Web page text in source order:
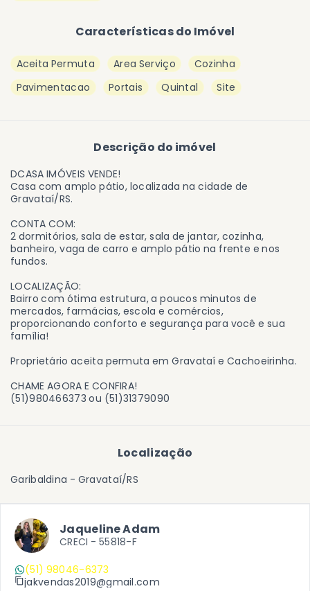
Características do Imóvel
Aceita Permuta Area Serviço
Cozinha
Pavimentacao
Portais Quintal Site
Descrição do imóvel
DCASA IMÓVEIS VENDE!
Casa com amplo pátio, localizada na cidade de
Gravataí/RS.
CONTA COM:
2 dormitórios, sala de estar, sala de jantar, cozinha,
banheiro, vaga de carro e amplo pátio na frente e nos
fundos.
LOCALIZAÇÃO:
Bairro com ótima estrutura, a poucos minutos de
mercados, farmácias, escola e comércios,
proporcionando conforto e segurança para você e sua
família!
Proprietário aceita permuta em Gravataí e Cachoeirinha.
CHAME AGORA E CONFIRA!
(51)980466373 ou (51)31379090
Localização
Garibaldina - Gravataí/RS
Jaqueline Adam
CRECI - 55818-F
(51) 98046-6373
jakvendas2019@gmail.com